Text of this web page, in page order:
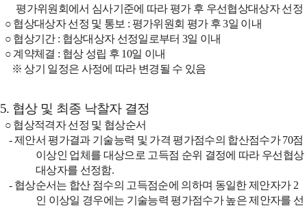
평가위원회에서 심사기준에 따라 평가 후 우선협상대상자 선정
○ 협상대상자 선정 및 통보 : 평가위원회 평가 후3일 이내
○ 협상기간 : 협상대상자 선정일로부터3일 이내
○ 계약체결 : 협상 성립 후 10일 이내
※상기 일정은 사정에 따라 변경될 수 있음
5. 협상 및 최종 낙찰자 결정
○ 협상적격자 선정 및 협상순서
-제안서 평가결과 기술능력 및 가격 평가점수의 합산점수가70점
이상인 업체를 대상으로 고득점 순위 결정에 따라 우선협상
대상자를 선정함.
- 협상순서는 합산 점수의 고득점순에 의하며 동일한 제안자가 2
인 이상일 경우에는 기술능력 평가점수가 높은 제안자를 선